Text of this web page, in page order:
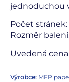
jednoduchou
Počet
Rozměr
Uvedená cena
Výrobce: MFP